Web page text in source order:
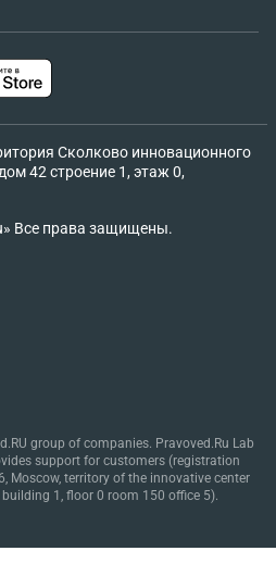
Сколково инновационного
42 строение 1, этаж 0,
Все права защищены.
group of companies. Pravoved.Ru Lab
support for customers (registration
Moscow, territory of the innovative center
1, floor 0 room 150 office 5).